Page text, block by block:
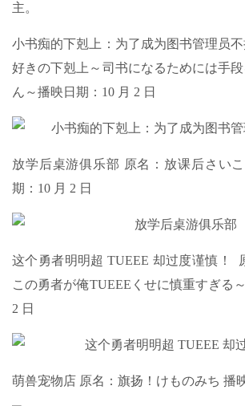
主。
小书痴的下剋上：为了成为图书管理员
好きの下剋上～司书になるためには手
ん～播映日期：10 月 2 日
放学后桌游俱乐部 原名：放课后さい
期：10 月 2 日
这个勇者明明超 TUEEE 却过度谨慎！
この勇者が俺TUEEEくせに慎重すぎる
2 日
萌兽宠物店 原名：旗扬！けものみち 播